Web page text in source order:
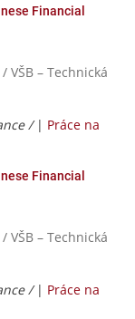
Financial
VŠB – Technická
/ | Práce na
Financial
VŠB – Technická
/ | Práce na